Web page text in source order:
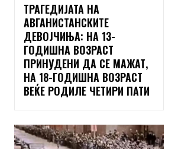
ТРАГЕДИЈАТА НА
АВГАНИСТАНСКИТЕ
ДЕВОЈЧИЊА: НА 13-
ГОДИШНА ВОЗРАСТ
ПРИНУДЕНИ ДА СЕ МАЖАТ,
НА 18-ГОДИШНА ВОЗРАСТ
ВЕЌЕ РОДИЛЕ ЧЕТИРИ ПАТИ